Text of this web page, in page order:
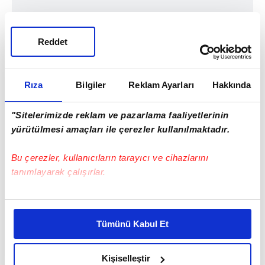
Rıza Bilgiler Reklam Ayarları Hakkında
"Sitelerimizde reklam ve pazarlama faaliyetlerinin
yürütülmesi amaçları ile çerezler kullanılmaktadır.
Bu çerezler, kullanıcıların tarayıcı ve cihazlarını
tanımlayarak çalışırlar.
Bu çerezlere izin vermeniz halinde sizlere özel
daha iyi reklam deneyimi yaşatabiliriz. Bunu yaparken
amacımızın size daha iyi bir reklam deneyimi sunmak
olduğunu ve sizlere en iyi içerikleri sunabilmek adına
Tümünü Kabul Et
Kişiselleştir
Reddet